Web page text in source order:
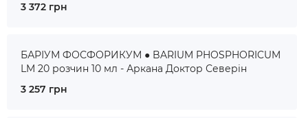
3 372 грн
БАРІУМ ФОСФОРИКУМ ● BARIUM PHOSPHORICUM
LM 20 розчин 10 мл - Аркана Доктор Северін
3 257 грн